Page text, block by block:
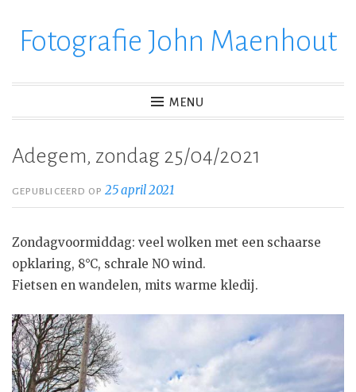
verderFotografie John Maenhout
MENU
Adegem, zondag 25/04/2021
GEPUBLICEERD OP25 april 2021
Zondagvoormiddag: veel wolken met een schaarse
opklaring, 8°C, schrale NO wind.
Fietsen en wandelen, mits warme kledij.